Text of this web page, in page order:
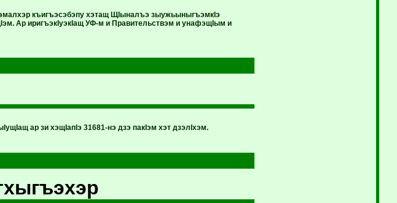
къигъэсэбэпу хэтащ ЩIыналъэ зыужьыныгъэмкIэ
Ар иригъэкIуэкIащ УФ-м и Правительствэм и унафэщIым и
ар зи хэщIапIэ 31681-нэ дзэ пакIэм хэт дзэлIхэм.